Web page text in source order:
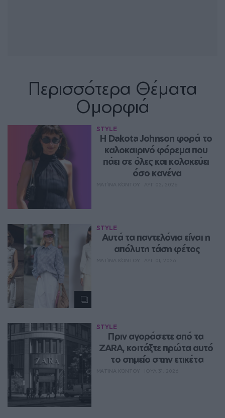
Περισσότερα Θέματα
Ομορφιά
STYLE
Η Dakota Johnson φορά το
καλοκαιρινό φόρεμα που
πάει σε όλες και κολακεύει
όσο κανένα
STYLE
Aυτά τα παντελόνια είναι η
απόλυτη τάση φέτος
STYLE
Πριν αγοράσετε από τα
ZARA, κοιτάξτε πρώτα αυτό
το σημείο στην ετικέτα